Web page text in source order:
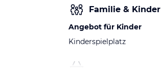
Familie & Kinder
Angebot für Kinder
Kinderspielplatz